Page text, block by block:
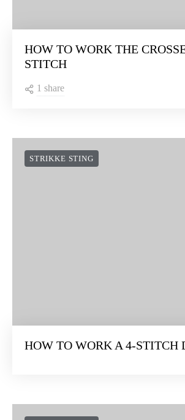
HOW TO WORK THE
STITCH
1 share
STRIKKE STING
HOW TO WORK A 4-STITCH